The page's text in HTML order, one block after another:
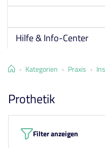
Hilfe & Info-Center
Home Kategorien Praxis
Prothetik
Filter anzeigen